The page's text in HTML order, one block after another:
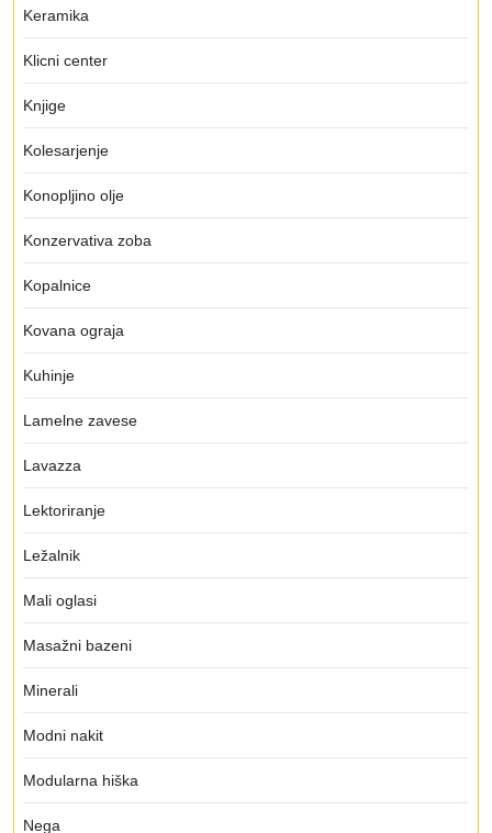
Keramika
Klicni center
Knjige
Kolesarjenje
Konopljino olje
Konzervativa zoba
Kopalnice
Kovana ograja
Kuhinje
Lamelne zavese
Lavazza
Lektoriranje
Ležalnik
Mali oglasi
Masažni bazeni
Minerali
Modni nakit
Modularna hiška
Nega